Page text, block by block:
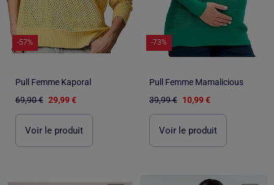
-57%
Pull Femme Kaporal
69,90 € 29,99 €
Voir le produit
-73%
Pull Femme Mamalicious
39,99 € 10,99 €
Voir le produit